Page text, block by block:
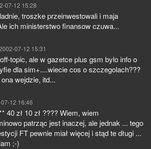
07-12 15:28
troszke przeinwestowali i maja
ich ministerstwo finansow czuwa...
07-12 15:31
topic, ale w gazetce plus gsm bylo info o
dla sim+....wiecie cos o szczegolach???
wejdzie, itd...
12 16:46
40 zł 10 zł ???? Wiem, wiem
patrząc jest inaczej, ale jednak ... tego
FT pewnie miał więcej i stąd te długi ...
;-)